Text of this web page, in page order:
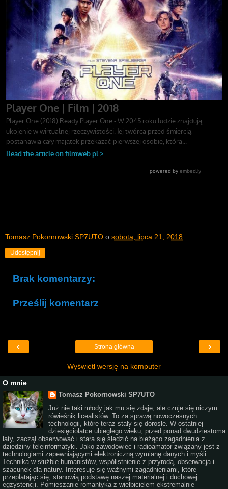
Tomasz Pokornowski SP7UTO o sobota, lipca 21, 2018
Udostępnij
Brak komentarzy:
Prześlij komentarz
‹ ›
Strona główna
Wyświetl wersję na komputer
O mnie
Tomasz Pokornowski SP7UTO
Już nie taki młody jak mu się zdaje, ale czuje się niczym
rówieśnik licealistów. To za sprawą nowoczesnych
technologii, które teraz stały się dorosłe. W ostatniej
dziesięciolatce ubiegłego wieku, przed ponad dwudziestoma
laty, zaczął obserwować i stara się śledzić na bieżąco zagadnienia z
dziedziny teleinformatyki. Jako zawodowiec i radioamator związany jest z
technologiami zapewniającymi elektroniczną wymianę danych i myśli.
Technika w służbie humanistów, współistnienie z przyrodą, obserwacja i
szacunek dla natury. Interesuje się ważnymi zagadnieniami, które
przeplatając się, stanowią podstawę naszej materialnej i duchowej
egzystencji. Pomieszanie romantyka z wielbicielem ekstremalnie